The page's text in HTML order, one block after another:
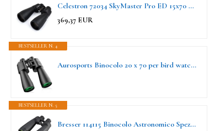
Celestron 72034 SkyMaster Pro ED 15x70 Binocoli astronomia Vetro ED e apertura grande per vista da lunga distanza, rivestimento completamente multistrato XLT, adattatore treppiede e astuccio trasporto
369,37 EUR
BESTSELLER N. 4
Aurosports Binocolo 20 x 70 per bird watching, ad alta potenza, per osservare le stelle, binocolo HD a lungo raggio per caccia, sport all'aria aperta, escursionismo, viaggi
BESTSELLER N. 5
Bresser 114115 Binocolo Astronomico Spezial Astro, 15 x 70